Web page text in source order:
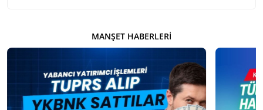
MANŞET HABERLERI